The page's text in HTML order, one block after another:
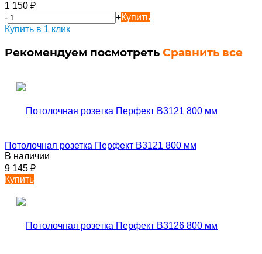
1 150 ₽
-
+Купить
Купить в 1 клик
Рекомендуем посмотреть Сравнить все
Потолочная розетка Перфект B3121 800 мм
В наличии
9 145 ₽
Купить